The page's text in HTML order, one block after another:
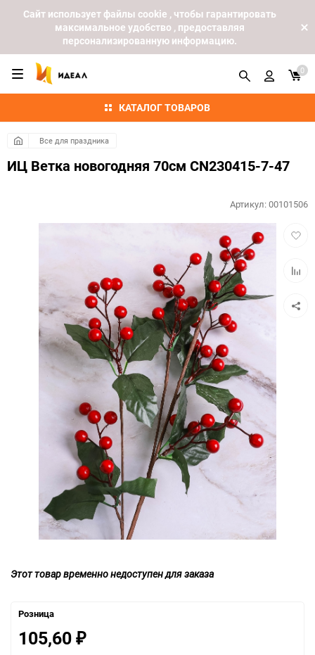
Cайт использует файлы cookie , чтобы гарантировать
максимальное удобство , предоставляя
персонализированную информацию.
КАТАЛОГ ТОВАРОВ
0
Все для праздника
ИЦ Ветка новогодняя 70см CN230415-7-47
Артикул:00101506
Этот товар временно недоступен для заказа
Розница
105,60 ₽